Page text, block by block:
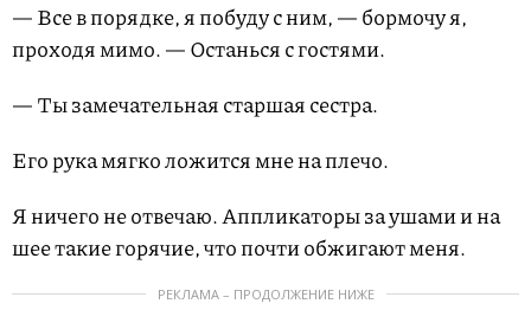
— Все в порядке, я побуду с ним, — бормочу я,
проходя мимо. — Останься с гостями.
— Ты замечательная старшая сестра.
Его рука мягко ложится мне на плечо.
Я ничего не отвечаю. Аппликаторы за ушами и на
шее такие горячие, что почти обжигают меня.
РЕКЛАМА – ПРОДОЛЖЕНИЕ НИЖЕ